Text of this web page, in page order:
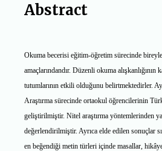
Abstract
Okuma becerisi eğitim-öğretim sürecinde
amaçlarındandır. Düzenli okuma
tutumlarının etkili olduğunu belirtmektedirler.
Araştırma sürecinde ortaokul öğrencilerinin
geliştirilmiştir. Nitel araştırma yöntemlerinden
değerlendirilmiştir. Ayrıca elde edilen sonuçlar
en beğendiği metin türleri içinde masallar,